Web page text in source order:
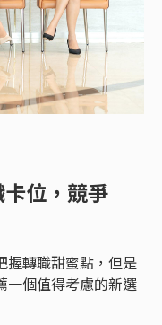
位，競爭
握轉職甜蜜點，但是
一個值得考慮的新選